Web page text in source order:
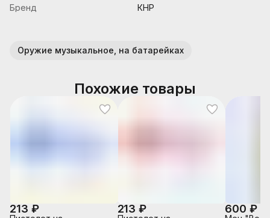
Бренд
КНР
Оружие музыкальное, на батарейках
Похожие товары
213 ₽ 213 ₽ 600 ₽